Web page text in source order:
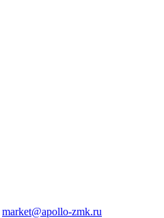
market@apollo-zmk.ru